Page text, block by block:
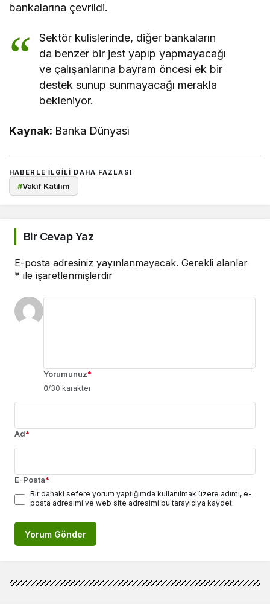
bankalarına çevrildi.
​Sektör kulislerinde, diğer bankaların
da benzer bir jest yapıp yapmayacağı
ve çalışanlarına bayram öncesi ek bir
destek sunup sunmayacağı merakla
bekleniyor.
Kaynak: Banka Dünyası
HABERLE ILGILI DAHA FAZLASI
#Vakıf Katılım
Bir Cevap Yaz
E-posta adresiniz yayınlanmayacak. Gerekli alanlar
* ile işaretlenmişlerdir
Yorumunuz*
0/30 karakter
Ad*
E-Posta*
Bir dahaki sefere yorum yaptığımda kullanılmak üzere adımı, e-
posta adresimi ve web site adresimi bu tarayıcıya kaydet.
Yorum Gönder